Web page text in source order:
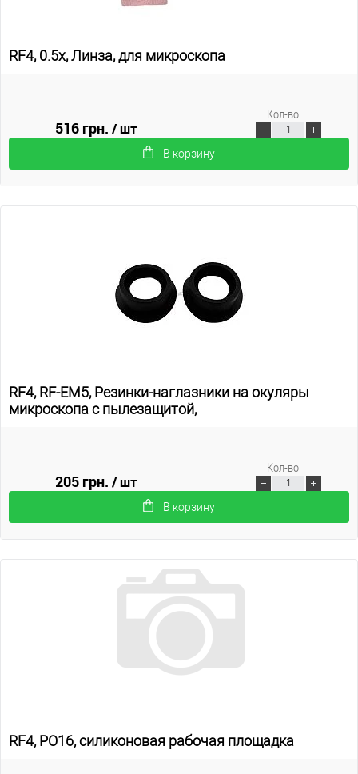
RF4, 0.5x, Линза, для микроскопа
516 грн./ шт
В корзину
Кол-во:
RF4, RF-EM5, Резинки-наглазники на окуляры
микроскопа с пылезащитой,
205 грн./ шт
В корзину
Кол-во:
RF4, PO16, силиконовая рабочая площадка